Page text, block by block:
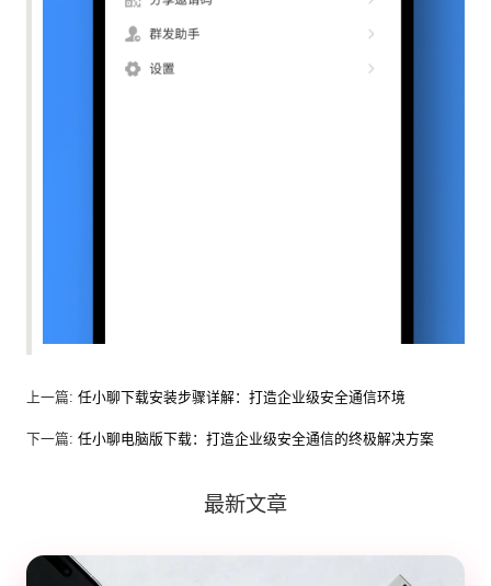
上一篇: 任小聊下载安装步骤详解：打造企业级安全通信环境
下一篇: 任小聊电脑版下载：打造企业级安全通信的终极解决方案
最新文章